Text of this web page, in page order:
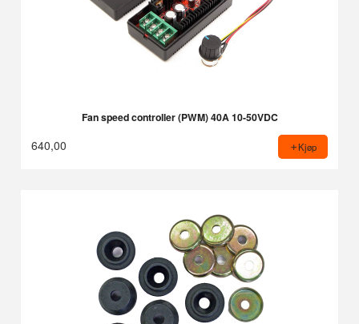
Fan speed controller (PWM) 40A 10-50VDC
640,00 Kjøp